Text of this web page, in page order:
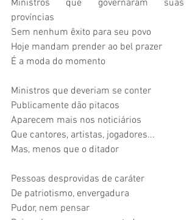
Ministros que governaram suas
províncias
Sem nenhum êxito para seu povo
Hoje mandam prender ao bel prazer
É a moda do momento
Ministros que deveriam se conter
Publicamente dão pitacos
Aparecem mais nos noticiários
Que cantores, artistas, jogadores...
Mas, menos que o ditador
Pessoas desprovidas de caráter
De patriotismo, envergadura
Pudor, nem pensar